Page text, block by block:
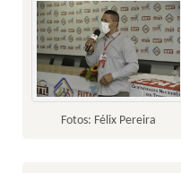
Fotos: Félix Pereira